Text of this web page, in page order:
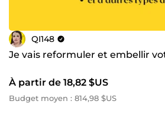
QI148
Je vais reformuler et embellir
À partir de 18,82 $US
Budget moyen : 814,98 $US